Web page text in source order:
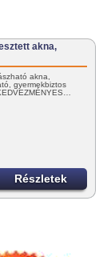
akna,
akna,
gyermekbiztos
Részletek